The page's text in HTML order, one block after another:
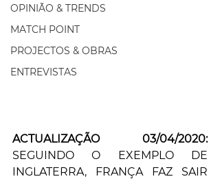
OPINIÃO & TRENDS
MATCH POINT
PROJECTOS & OBRAS
ENTREVISTAS
ACTUALIZAÇÃO 03/04/2020:
SEGUINDO O EXEMPLO DE
INGLATERRA, FRANÇA FAZ SAIR